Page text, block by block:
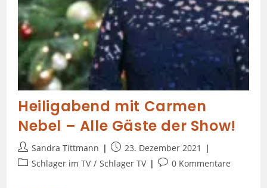
Heiligabend mit Carmen
Nebel – Alle Gäste der Show!
Sandra Tittmann
23. Dezember 2021
Schlager im TV / Schlager TV 0 Kommentare